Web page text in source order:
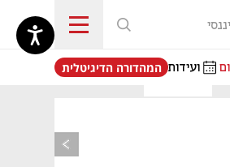
ועידות
נפתח בכרטיסייה חדשה
המהדורה הדיגיטלית